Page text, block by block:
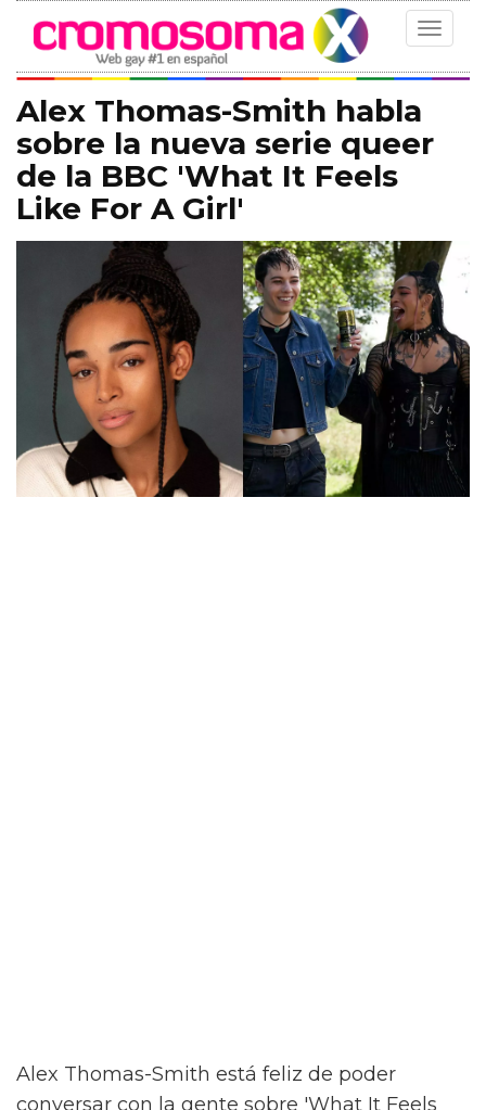
Toggle
Alex Thomas-Smith habla
sobre la nueva serie queer
de la BBC 'What It Feels
Like For A Girl'
Alex Thomas-Smith está feliz de poder
conversar con la gente sobre 'What It Feels